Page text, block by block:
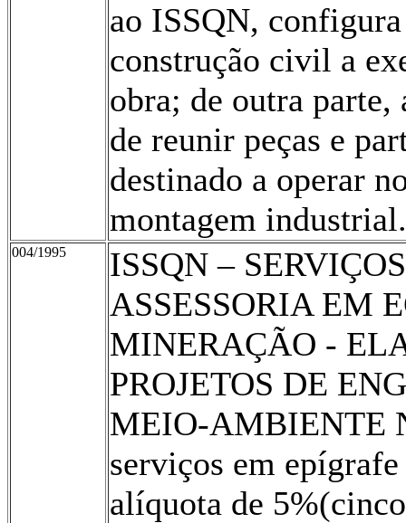
ao ISSQN,
construção civil a
obra; de outra
de reunir peças e
destinado a operar
montagem industrial.
004/1995
ISSQN –
ASSESSORIA EM
MINERAÇÃO -
PROJETOS DE
MEIO-AMBIENTE
serviços em
alíquota de